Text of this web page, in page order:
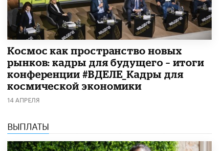
Космос как пространство новых
рынков: кадры для будущего – итоги
конференции #ВДЕЛЕ_Кадры для
космической экономики
14 АПРЕЛЯ
ВЫПЛАТЫ